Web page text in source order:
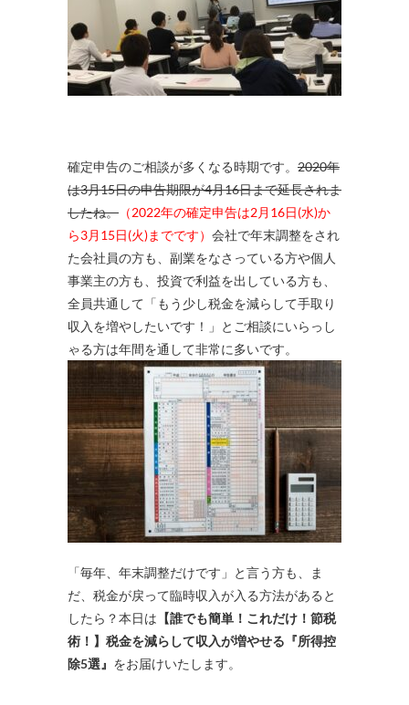
確定申告のご相談が多くなる時期です。 2020年
は3月15日の申告期限が4月16日まで延長されま
したね。 （2022年の確定申告は2月16日(水)か
ら3月15日(火)までです） 会社で年末調整をされ
た会社員の方も、副業をなさっている方や個人
事業主の方も、投資で利益を出している方も、
全員共通して「もう少し税金を減らして手取り
収入を増やしたいです！」とご相談にいらっし
ゃる方は年間を通して非常に多いです。
「毎年、年末調整だけです」と言う方も、ま
だ、税金が戻って臨時収入が入る方法があると
したら？本日は 【誰でも簡単！これだけ！節税
術！】税金を減らして収入が増やせる『所得控
除5選』 をお届けいたします。